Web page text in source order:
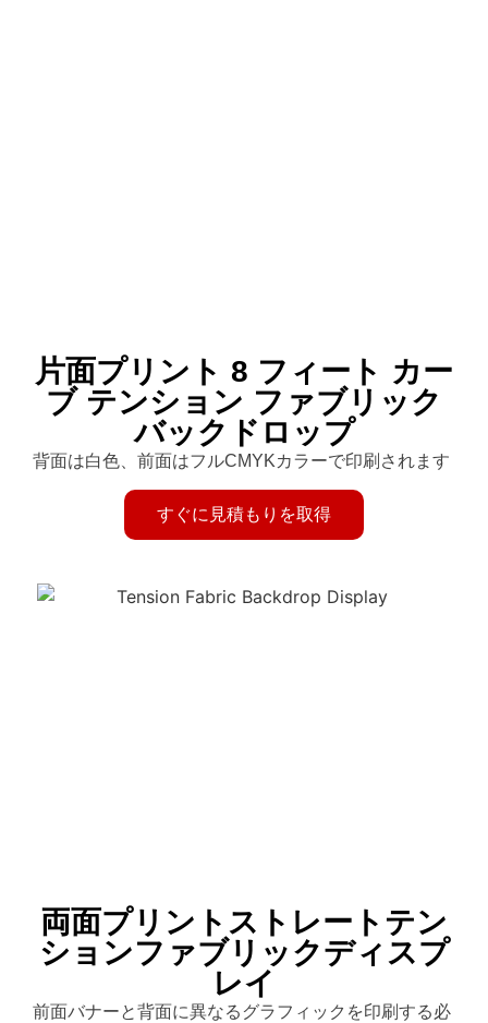
片面プリント 8 フィート カー
ブ テンション ファブリック
バックドロップ
背面は白色、前面はフルCMYKカラーで印刷されます
すぐに見積もりを取得
両面プリントストレートテン
ションファブリックディスプ
レイ
前面バナーと背面に異なるグラフィックを印刷する必